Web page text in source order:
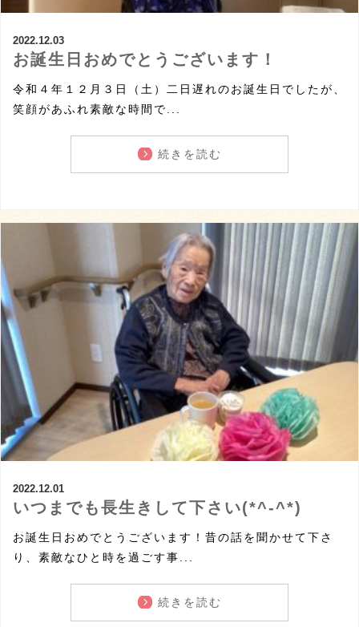
2022.12.03
お誕生日おめでとうございます！
令和４年１２月３日（土）二日遅れのお誕生日でしたが、
笑顔があふれ素敵な時間で...
続きを読む
2022.12.01
いつまでも長生きして下さい(*^-^*)
お誕生日おめでとうございます！昔の話を聞かせて下さ
り、素敵なひと時を過ごす事...
続きを読む